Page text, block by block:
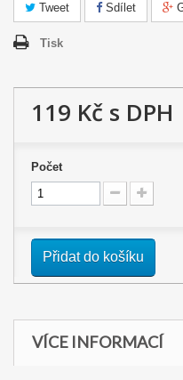
Tweet Sdílet
Tisk
119 Kč s DPH
Počet
Přidat do košíku
VÍCE INFORMACÍ